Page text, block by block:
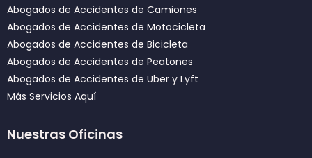
Abogados de Accidentes de Camiones
Abogados de Accidentes de Motocicleta
Abogados de Accidentes de Bicicleta
Abogados de Accidentes de Peatones
Abogados de Accidentes de Uber y Lyft
Más Servicios Aquí
Nuestras Oficinas